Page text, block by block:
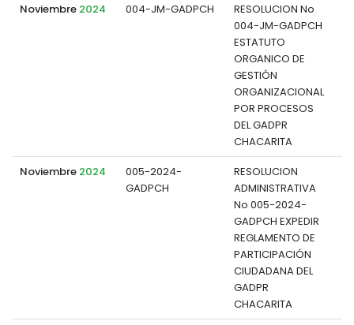
Noviembre 2024 004-JM-GADPCH
RESOLUCION No
004-JM-GADPCH
ESTATUTO
ORGANICO DE
GESTIÓN
ORGANIZACIONAL
POR PROCESOS
DEL GADPR
CHACARITA
Noviembre 2024
005-2024-
GADPCH
RESOLUCION
ADMINISTRATIVA
No 005-2024-
GADPCH EXPEDIR
REGLAMENTO DE
PARTICIPACIÓN
CIUDADANA DEL
GADPR
CHACARITA